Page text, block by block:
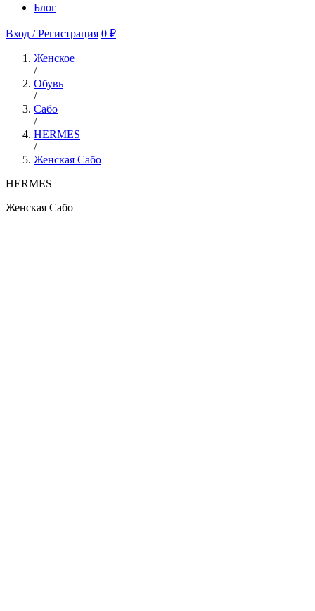
Блог
Вход / Регистрация 0 ₽
Женское
/
Обувь
/
Сабо
/
HERMES
/
Женская Сабо
HERMES
Женская Сабо